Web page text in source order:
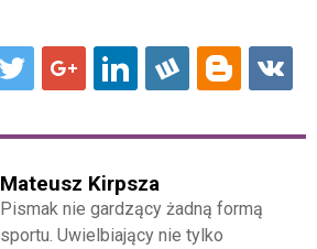
Mateusz Kirpsza
Pismak nie gardzący żadną formą
sportu. Uwielbiający nie tylko